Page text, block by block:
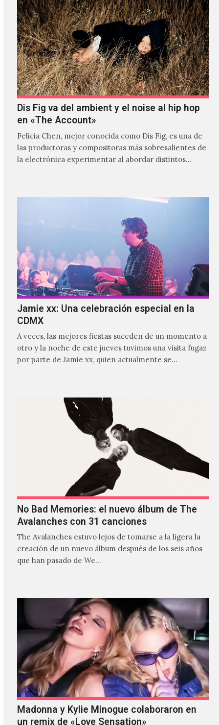
Dis Fig va del ambient y el noise al hip hop
en «The Account»
Felicia Chen, mejor conocida como Dis Fig, es una de
las productoras y compositoras más sobresalientes de
la electrónica experimentar al abordar distintos
Jamie xx: Una celebración especial en la
CDMX
A veces, las mejores fiestas suceden de un momento a
otro y la noche de este jueves tuvimos una visita fugaz
por parte de Jamie xx, quien actualmente se
No Bad Memories: el nuevo álbum de The
Avalanches con 31 canciones
The Avalanches estuvo lejos de tomarse a la ligera la
creación de un nuevo álbum después de los seis años
que han pasado de We…
Madonna y Kylie Minogue colaboraron en
un remix de «Love Sensation»